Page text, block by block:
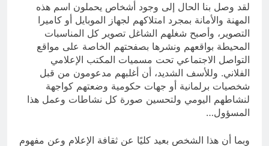
لقد وصل بنا الحال إلى وجود أشخاص يحملون اسم هذه
المهنة والأمانة بمجرد امتلاكهم لجهاز الموبايل أو كاميرا
التصوير، وأصبح شغلهم الشاغل تصوير كل المناسبات
المحيطة بواقعهم ونشرها بصفحتهم الخاصة على مواقع
التواصل الاجتماعي تحت مسميات المكتب الإعلامي
الفلاني. وللأسف الشديد، أن أغلبهم مدعومون من قبل
شخصيات برلمانية أو جهات حكومية وضعتهم كواجهة
لنشاطهم اليومي ولتحسين صورة كل نشاطات وعمل هذا
المسؤول…
وبما أن هذا الشخص بعيد كليًا عن ثقافة الإعلام وعن مفهوم